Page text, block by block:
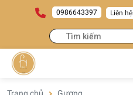
0986643397 Liên hệ